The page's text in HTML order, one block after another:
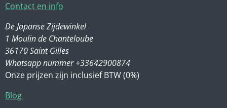
Contact en info
De Japanse Zijdewinkel
1 Moulin de Chanteloube
36170 Saint Gilles
Whatsapp nummer +33642900874
Onze prijzen zijn inclusief BTW (0%)
Blog